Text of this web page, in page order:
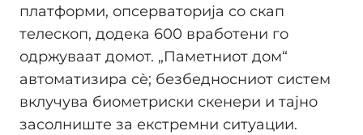
платформи, опсерваторија со скап
телескоп, додека 600 вработени го
одржуваат домот. „Паметниот дом“
автоматизира сè; безбедносниот систем
вклучува биометриски скенери и тајно
засолниште за екстремни ситуации.